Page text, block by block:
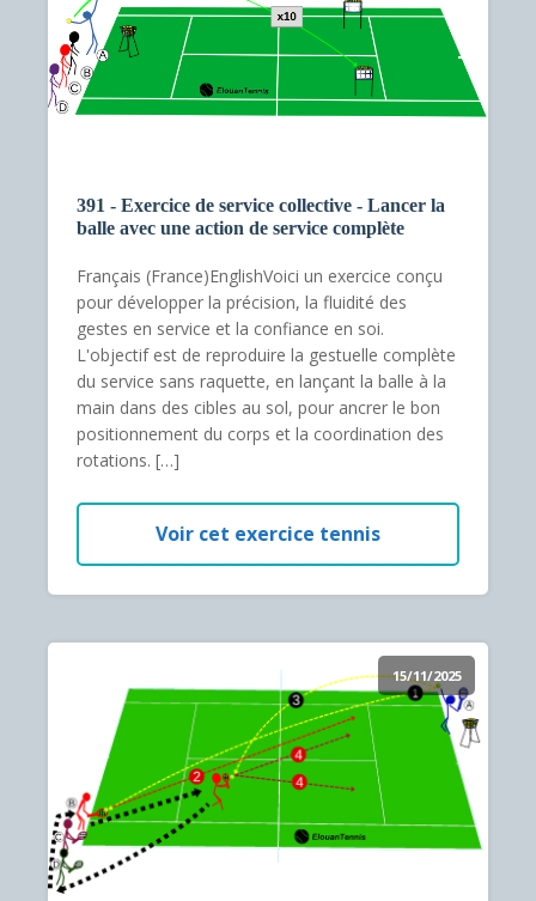
391 - Exercice de service collective - Lancer la
balle avec une action de service complète
Français (France)EnglishVoici un exercice conçu
pour développer la précision, la fluidité des
gestes en service et la confiance en soi.
L'objectif est de reproduire la gestuelle complète
du service sans raquette, en lançant la balle à la
main dans des cibles au sol, pour ancrer le bon
positionnement du corps et la coordination des
rotations. […]
Voir cet exercice tennis
15/11/2025